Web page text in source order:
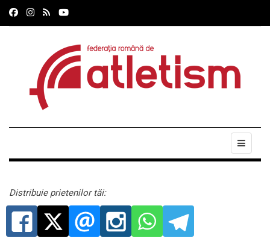
Distribuie prietenilor tăi: